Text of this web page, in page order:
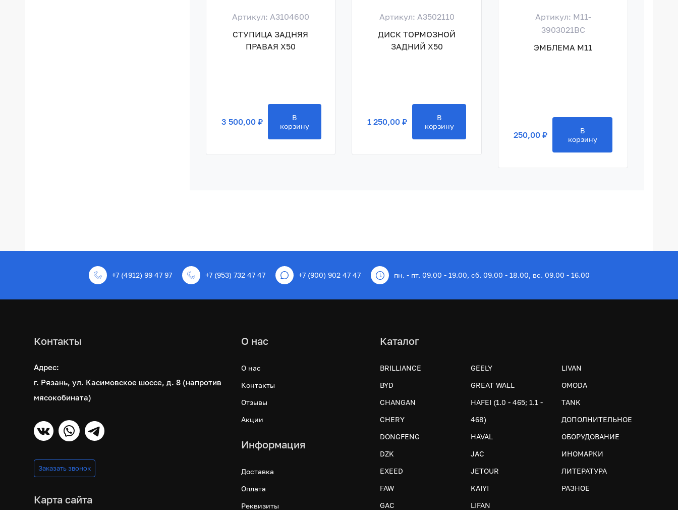
Артикул: A3104600
СТУПИЦА ЗАДНЯЯ
ПРАВАЯ X50
3 500,00 ₽
В
корзину
Артикул: A3502110
ДИСК ТОРМОЗНОЙ
ЗАДНИЙ X50
1 250,00 ₽
В
корзину
Артикул: M11-
3903021BC
ЭМБЛЕМА M11
250,00 ₽
В
корзину
+7 (4912) 99 47 97 +7 (953) 732 47 47 +7 (900) 902 47 47 пн. - пт. 09.00 - 19.00, сб. 09.00 - 18.00, вс. 09.00 - 16.00
Контакты
Адрес:
г. Рязань, ул. Касимовское шоссе, д. 8 (напротив
мясокобината)
Заказать звонок
Карта сайта
О нас
О нас
Контакты
Отзывы
Акции
Информация
Доставка
Оплата
Реквизиты
Каталог
BRILLIANCE
BYD
CHANGAN
CHERY
DONGFENG
DZK
EXEED
FAW
GAC
GEELY
GREAT WALL
HAFEI (1.0 - 465; 1.1 -
468)
HAVAL
JAC
JETOUR
KAIYI
LIFAN
LIVAN
OMODA
TANK
ДОПОЛНИТЕЛЬНОЕ
ОБОРУДОВАНИЕ
ИНОМАРКИ
ЛИТЕРАТУРА
РАЗНОЕ